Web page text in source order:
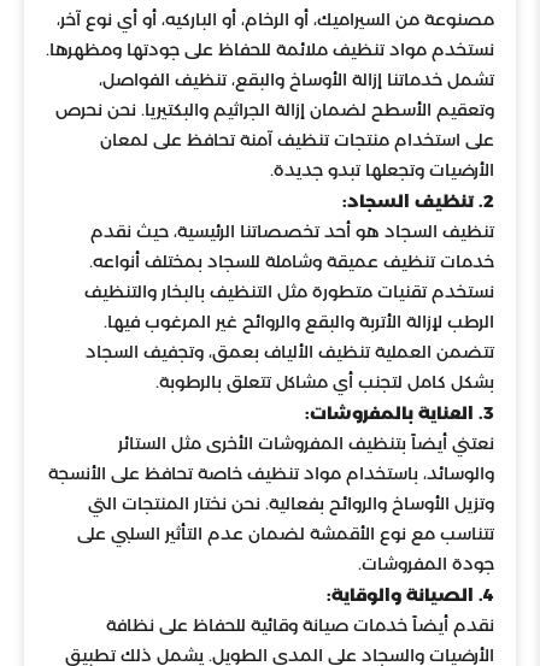
مصنوعة من السيراميك، أو الرخام، أو الباركيه، أو أي نوع آخر،
نستخدم مواد تنظيف ملائمة للحفاظ على جودتها ومظهرها.
تشمل خدماتنا إزالة الأوساخ والبقع، تنظيف الفواصل،
وتعقيم الأسطح لضمان إزالة الجراثيم والبكتيريا. نحن نحرص
على استخدام منتجات تنظيف آمنة تحافظ على لمعان
الأرضيات وتجعلها تبدو جديدة.
2. تنظيف السجاد:
تنظيف السجاد هو أحد تخصصاتنا الرئيسية، حيث نقدم
خدمات تنظيف عميقة وشاملة للسجاد بمختلف أنواعه.
نستخدم تقنيات متطورة مثل التنظيف بالبخار والتنظيف
الرطب لإزالة الأتربة والبقع والروائح غير المرغوب فيها.
تتضمن العملية تنظيف الألياف بعمق، وتجفيف السجاد
بشكل كامل لتجنب أي مشاكل تتعلق بالرطوبة.
3. العناية بالمفروشات:
نعتني أيضاً بتنظيف المفروشات الأخرى مثل الستائر
والوسائد، باستخدام مواد تنظيف خاصة تحافظ على الأنسجة
وتزيل الأوساخ والروائح بفعالية. نحن نختار المنتجات التي
تتناسب مع نوع الأقمشة لضمان عدم التأثير السلبي على
جودة المفروشات.
4. الصيانة والوقاية:
نقدم أيضاً خدمات صيانة وقائية للحفاظ على نظافة
الأرضيات والسجاد على المدى الطويل. يشمل ذلك تطبيق